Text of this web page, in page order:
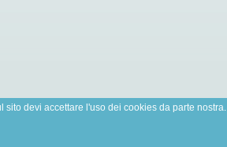
devi accettare l'uso dei cookies da parte nostra.